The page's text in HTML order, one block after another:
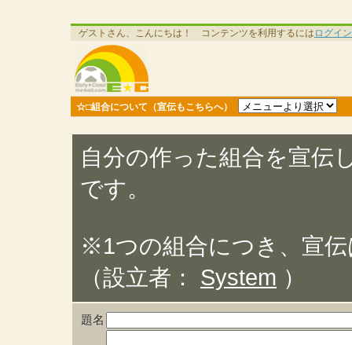
ゲストさん、こんにちは！ コンテンツを利用するには ログイン
☆□組合について（宣伝もこちらへ）
自分の作った組合を宣伝
です。
※1つの組合につき、宣
（設立者： System ）
題名